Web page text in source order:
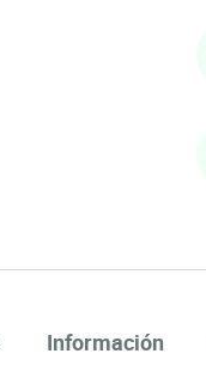
Información